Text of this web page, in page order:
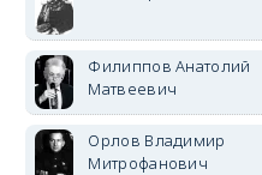
Филиппов Анатолий
Матвеевич
Орлов Владимир
Митрофанович